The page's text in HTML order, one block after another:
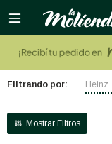

Filtrando por: Heinz